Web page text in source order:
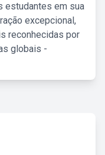
estudantes em sua
excepcional,
reconhecidas por
globais -